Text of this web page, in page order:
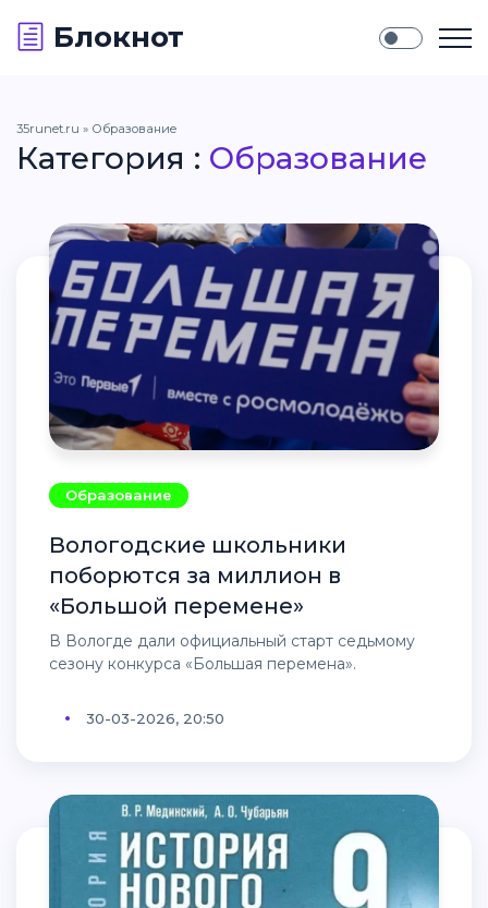
Блокнот
35runet.ru » Образование
Категория : Образование
Образование
Вологодские школьники
поборются за миллион в
«Большой перемене»
В Вологде дали официальный старт седьмому
сезону конкурса «Большая перемена».
30-03-2026, 20:50